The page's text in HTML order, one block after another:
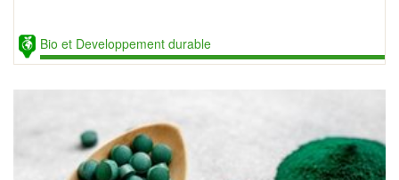
Bio et Developpement durable